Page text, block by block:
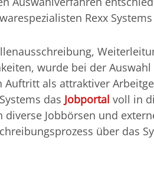
Rexx
wurde bei der Auswahl
als attraktiver
das Jobportal voll in
Jobbörsen und
über das